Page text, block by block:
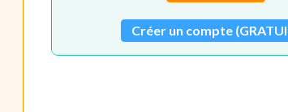
Créer un compte